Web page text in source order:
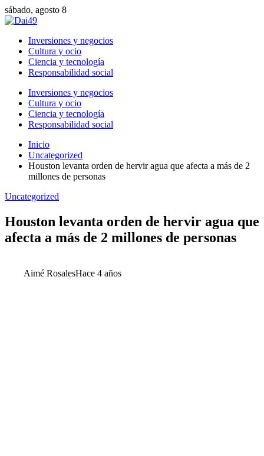
sábado, agosto 8
Inversiones y negocios
Cultura y ocio
Ciencia y tecnología
Responsabilidad social
Inversiones y negocios
Cultura y ocio
Ciencia y tecnología
Responsabilidad social
Inicio
Uncategorized
Houston levanta orden de hervir agua que afecta a más de 2
millones de personas
Uncategorized
Houston levanta orden de hervir agua que
afecta a más de 2 millones de personas
Aimé RosalesHace 4 años